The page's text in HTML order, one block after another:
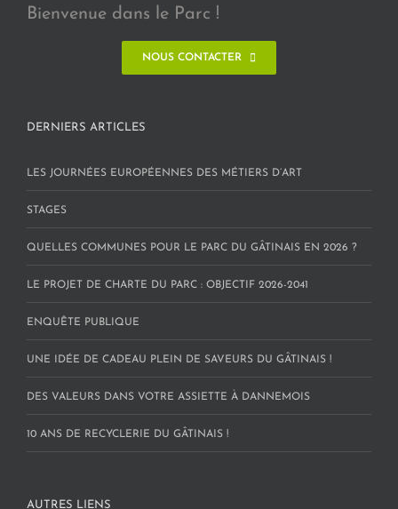
Bienvenue dans le Parc !
NOUS CONTACTER
DERNIERS ARTICLES
LES JOURNÉES EUROPÉENNES DES MÉTIERS D’ART
STAGES
QUELLES COMMUNES POUR LE PARC DU GÂTINAIS EN 2026 ?
LE PROJET DE CHARTE DU PARC : OBJECTIF 2026-2041
ENQUÊTE PUBLIQUE
UNE IDÉE DE CADEAU PLEIN DE SAVEURS DU GÂTINAIS !
DES VALEURS DANS VOTRE ASSIETTE À DANNEMOIS
10 ANS DE RECYCLERIE DU GÂTINAIS !
AUTRES LIENS